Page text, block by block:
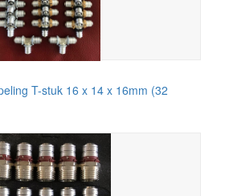
T-stuk 16 x 14 x 16mm (32